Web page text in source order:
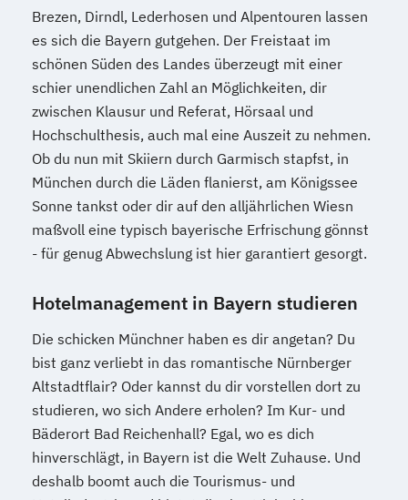
Brezen, Dirndl, Lederhosen und Alpentouren lassen
es sich die Bayern gutgehen. Der Freistaat im
schönen Süden des Landes überzeugt mit einer
schier unendlichen Zahl an Möglichkeiten, dir
zwischen Klausur und Referat, Hörsaal und
Hochschulthesis, auch mal eine Auszeit zu nehmen.
Ob du nun mit Skiiern durch Garmisch stapfst, in
München durch die Läden flanierst, am Königssee
Sonne tankst oder dir auf den alljährlichen Wiesn
maßvoll eine typisch bayerische Erfrischung gönnst
- für genug Abwechslung ist hier garantiert gesorgt.
Hotelmanagement in Bayern studieren
Die schicken Münchner haben es dir angetan? Du
bist ganz verliebt in das romantische Nürnberger
Altstadtflair? Oder kannst du dir vorstellen dort zu
studieren, wo sich Andere erholen? Im Kur- und
Bäderort Bad Reichenhall? Egal, wo es dich
hinverschlägt, in Bayern ist die Welt Zuhause. Und
deshalb boomt auch die Tourismus- und